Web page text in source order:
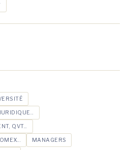
QVT...
MANAGERS